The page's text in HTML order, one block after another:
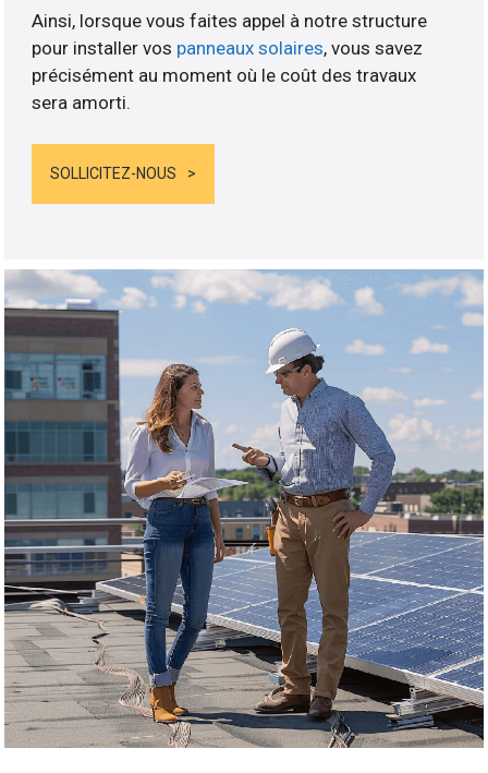
Ainsi, lorsque vous faites appel à notre structure
pour installer vos panneaux solaires, vous savez
précisément au moment où le coût des travaux
sera amorti.
SOLLICITEZ-NOUS